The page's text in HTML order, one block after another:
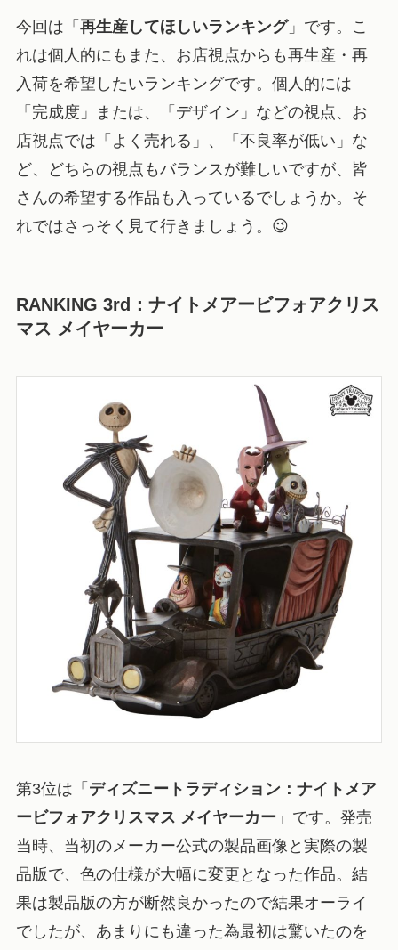
今回は「 再生産してほしいランキング」です。こ
れは個人的にもまた、お店視点からも再生産・再
入荷を希望したいランキングです。個人的には
「完成度」または、「デザイン」などの視点、お
店視点では「よく売れる」、「不良率が低い」な
ど、どちらの視点もバランスが難しいですが、皆
さんの希望する作品も入っているでしょうか。そ
れではさっそく見て行きましょう。😉
RANKING 3rd ：ナイトメアービフォアクリス
マス メイヤーカー
第3位は「 ディズニートラディション：ナイトメア
ービフォアクリスマス メイヤーカー 」です。発売
当時、当初のメーカー公式の製品画像と実際の製
品版で、色の仕様が大幅に変更となった作品。結
果は製品版の方が断然良かったので結果オーライ
でしたが、あまりにも違った為最初は驚いたのを